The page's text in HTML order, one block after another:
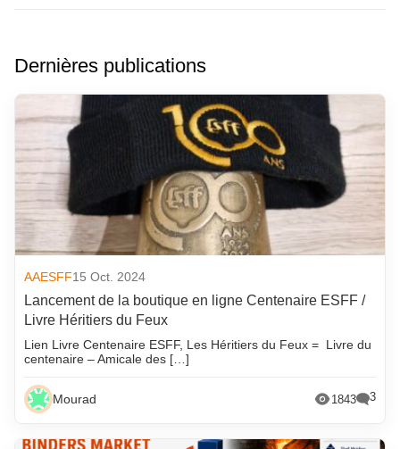
Dernières publications
AAESFF15 Oct. 2024
Lancement de la boutique en ligne Centenaire ESFF /
Livre Héritiers du Feux
Lien Livre Centenaire ESFF, Les Héritiers du Feux = Livre du
centenaire – Amicale des […]
Mourad 1843 3